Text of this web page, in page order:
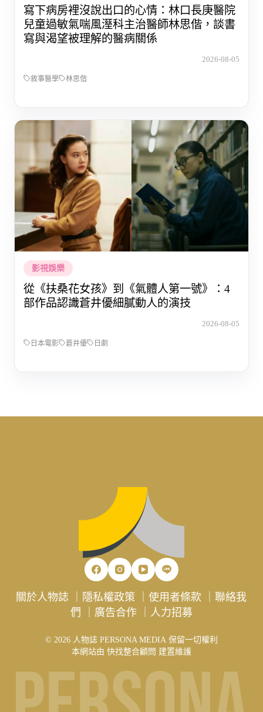
寫下病房裡沒說出口的心情：林口長庚醫院
兒童過敏氣喘風溼科主治醫師林思偕，談書
寫與渴望被理解的醫病關係
2026-08-05
敘事醫學 林思偕
影視娛樂
從《扶桑花女孩》到《氣體人第一號》：4
部作品認識蒼井優細膩動人的演技
2026-08-05
日本電影 蒼井優 日劇
關於人物誌 隱私權政策 ｜使用者條款 ｜聯絡我
們
廣告合作｜ 人力招募
© 2026 人物誌 PERSONA MEDIA 保留一切權利
本網站由 快找整合顧問 建置維護